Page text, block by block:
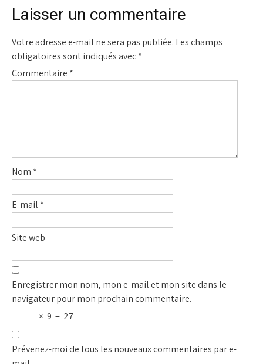
Laisser un commentaire
Votre adresse e-mail ne sera pas publiée. Les champs
obligatoires sont indiqués avec*
Commentaire *
Nom *
E-mail *
Site web
Enregistrer mon nom, mon e-mail et mon site dans le
navigateur pour mon prochain commentaire.
× 9 = 27
Prévenez-moi de tous les nouveaux commentaires par e-